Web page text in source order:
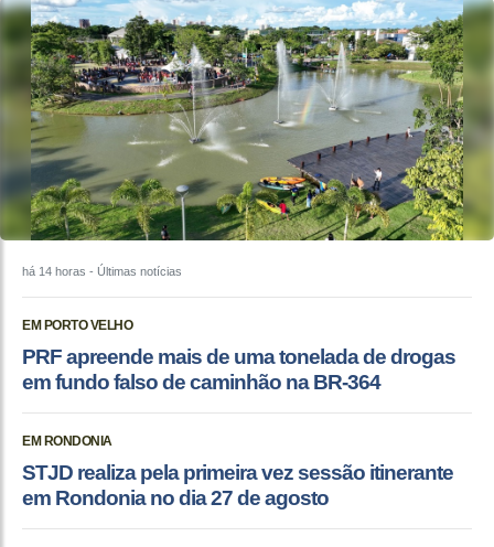
há 14 horas - Últimas notícias
EM PORTO VELHO
PRF apreende mais de uma tonelada de drogas
em fundo falso de caminhão na BR-364
EM RONDONIA
STJD realiza pela primeira vez sessão itinerante
em Rondonia no dia 27 de agosto